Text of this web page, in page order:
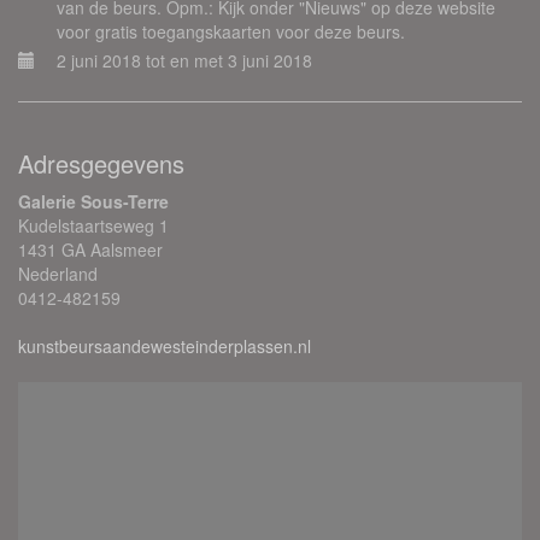
van de beurs. Opm.: Kijk onder "Nieuws" op deze website
voor gratis toegangskaarten voor deze beurs.
2 juni 2018 tot en met 3 juni 2018
Adresgegevens
Galerie Sous-Terre
Kudelstaartseweg 1
1431 GA Aalsmeer
Nederland
0412-482159
kunstbeursaandewesteinderplassen.nl